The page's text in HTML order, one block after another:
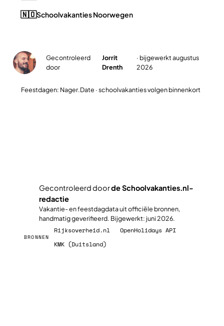
🇳🇴Schoolvakanties Noorwegen
Gecontroleerd
door
Jorrit
Drenth
· bijgewerkt augustus
2026
Feestdagen: Nager.Date · schoolvakanties volgen binnenkort
Gecontroleerd doorde Schoolvakanties.nl-
redactie
Vakantie- en feestdagdata uit officiële bronnen,
handmatig geverifieerd. Bijgewerkt: juni 2026.
BRONNEN
Rijksoverheid.nl
OpenHolidays API
KMK (Duitsland)